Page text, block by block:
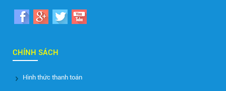
CHÍNH SÁCH
Hình thức thanh toán